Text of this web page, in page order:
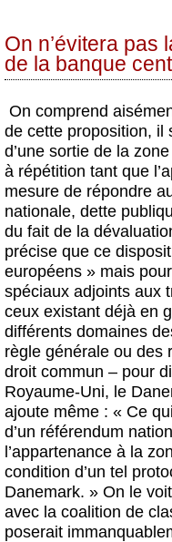
On n’évitera pas
de la banque
On comprend
de cette proposition, il
d’une sortie de la
à répétition tant que
mesure de répondre
nationale, dette
du fait de la
précise que ce
européens » mais
spéciaux adjoints aux
ceux existant déjà en
différents domaines
règle générale ou des
droit commun – pour
Royaume-Uni, le
ajoute même : « Ce
d’un référendum
l’appartenance à la
condition d’un tel
Danemark. » On le
avec la coalition de
poserait